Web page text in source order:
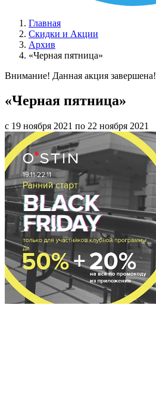
Главная
Скидки и Акции
Архив
«Черная пятница»
Внимание! Данная акция завершена!
«Черная пятница»
с 19 ноября 2021 по 22 ноября 2021